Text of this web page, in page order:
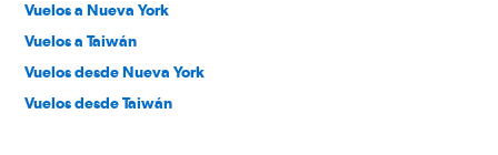
Vuelos a Nueva York
Vuelos a Taiwán
Vuelos desde Nueva York
Vuelos desde Taiwán